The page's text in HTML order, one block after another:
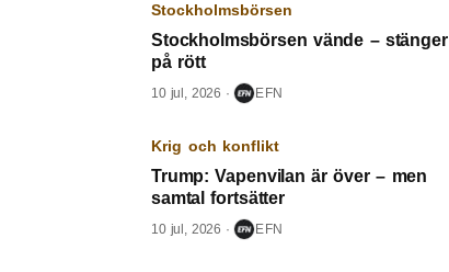
Stockholmsbörsen
Stockholmsbörsen vände – stänger
på rött
10 jul, 2026 EFN
Krig och konflikt
Trump: Vapenvilan är över – men
samtal fortsätter
10 jul, 2026 EFN